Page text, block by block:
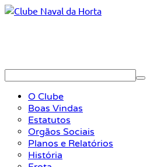
O Clube
Boas Vindas
Estatutos
Orgãos Sociais
Planos e Relatórios
História